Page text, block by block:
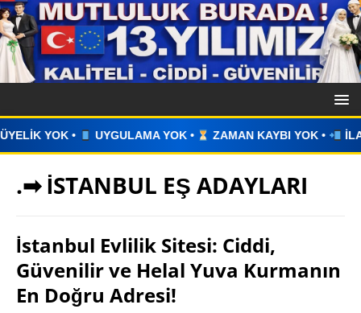
YOK • ZAMAN KAYBI YOK • İLAN VERİN •
.➡ İSTANBUL EŞ ADAYLARI
İstanbul Evlilik Sitesi: Ciddi,
Güvenilir ve Helal Yuva Kurmanın
En Doğru Adresi!